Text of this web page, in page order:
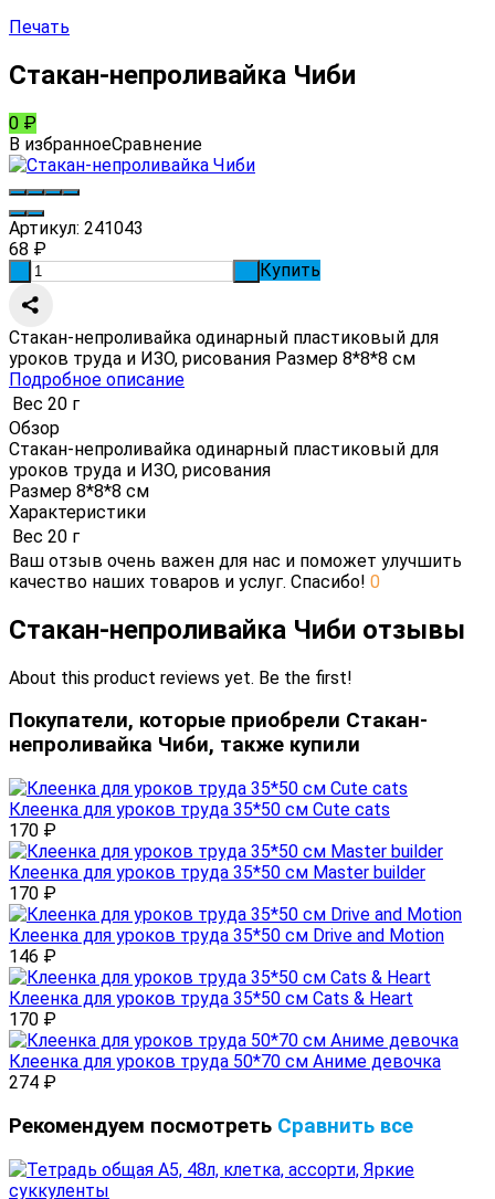
Печать
Стакан-непроливайка Чиби
0 ₽
В избранноеСравнение
Артикул: 241043
68 ₽
Купить
Стакан-непроливайка одинарный пластиковый для
уроков труда и ИЗО, рисования Размер 8*8*8 см
Подробное описание
Вес 20 г
Обзор
Стакан-непроливайка одинарный пластиковый для
уроков труда и ИЗО, рисования
Размер 8*8*8 см
Характеристики
Вес 20 г
Ваш отзыв очень важен для нас и поможет улучшить
качество наших товаров и услуг. Спасибо! 0
Стакан-непроливайка Чиби отзывы
About this product reviews yet. Be the first!
Покупатели, которые приобрели Стакан-
непроливайка Чиби, также купили
Клеенка для уроков труда 35*50 см Cute cats
170 ₽
Клеенка для уроков труда 35*50 см Master builder
170 ₽
Клеенка для уроков труда 35*50 см Drive and Motion
146 ₽
Клеенка для уроков труда 35*50 см Cats & Heart
170 ₽
Клеенка для уроков труда 50*70 см Аниме девочка
274 ₽
Рекомендуем посмотреть Сравнить все